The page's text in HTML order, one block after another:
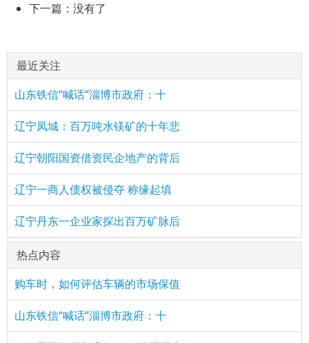
下一篇：没有了
最近关注
山东铁信“喊话”淄博市政府：十
辽宁凤城：百万吨水镁矿的十年悲
辽宁朝阳国资借资民企地产的背后
辽宁一商人债权被侵夺 称缘起填
辽宁丹东一企业家探出百万矿脉后
热点内容
购车时，如何评估车辆的市场保值
山东铁信“喊话”淄博市政府：十